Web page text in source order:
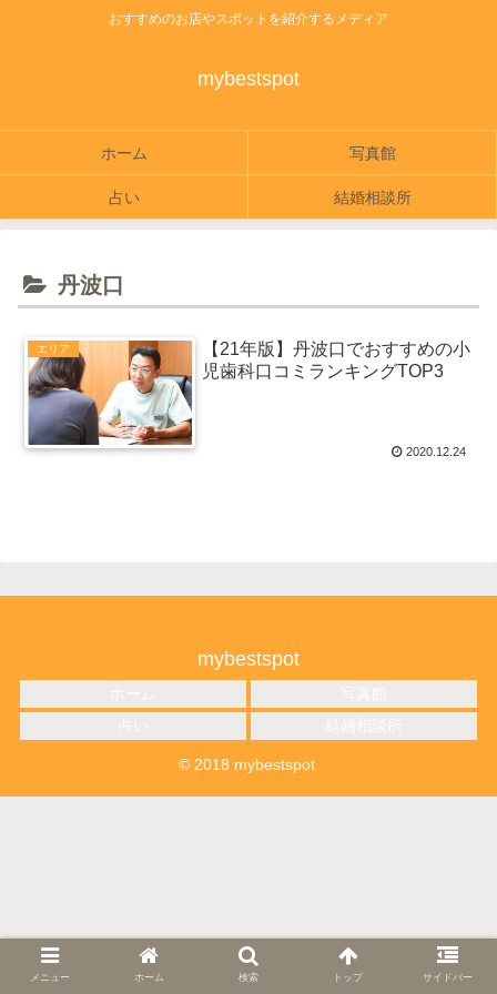
おすすめのお店やスポットを紹介するメディア
mybestspot
ホーム 写真館
占い 結婚相談所
丹波口
エリア
【21年版】丹波口でおすすめの小
児歯科口コミランキングTOP3
2020.12.24
mybestspot
© 2018 mybestspot.
メニュー ホーム 検索 トップ サイドバー